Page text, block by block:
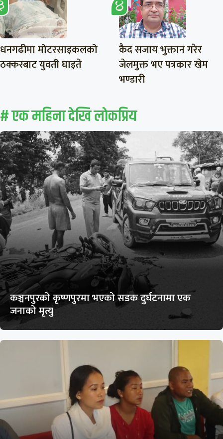
धनगढीमा मोटरसाइकलको
ठक्करबाट युवती घाइते
कैद सजाय भुक्तान गरेर
जेलमुक्त भए पत्रकार खेम
भण्डारी
# एक महिना देखि लाेकप्रिय
कञ्चनपुरको कृष्णपुरमा भएको सडक दुर्घटनामा एक
जनाको मृत्यु